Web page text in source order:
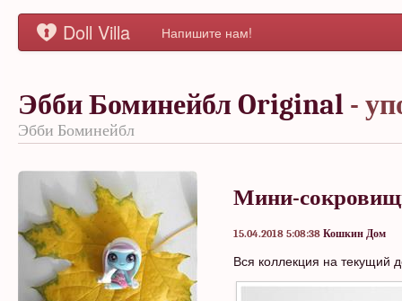
Doll Villa Напишите нам!
Эбби Боминейбл Original -
Эбби Боминейбл
Мини-
15.04.2018 5:08:38 Кошкин Дом
Вся коллекция на текущий